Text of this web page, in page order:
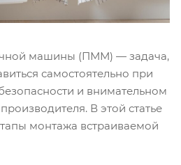
машины (ПММ) — задача,
самостоятельно при
и внимательном
В этой статье
монтажа встраиваемой